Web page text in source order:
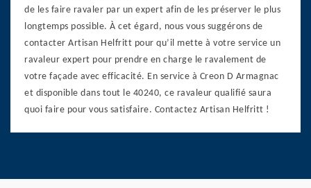
de les faire ravaler par un expert afin de les préserver le plus
longtemps possible. À cet égard, nous vous suggérons de
contacter Artisan Helfritt pour qu’il mette à votre service un
ravaleur expert pour prendre en charge le ravalement de
votre façade avec efficacité. En service à Creon D Armagnac
et disponible dans tout le 40240, ce ravaleur qualifié saura
quoi faire pour vous satisfaire. Contactez Artisan Helfritt !